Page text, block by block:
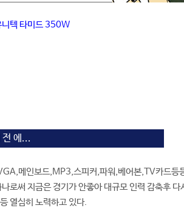
텍 타미드 350W
전 에...
메인보드,MP3,스피커,파워,베어본,TV카드등
써 지금은 경기가 안좋아 대규모 인력 감축후 다
열심히 노력하고 있다.